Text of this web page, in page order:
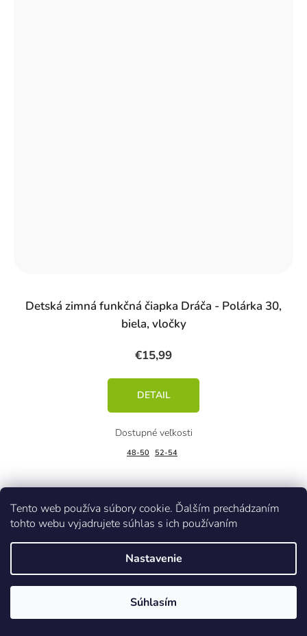
Tento web používa súbory cookie. Ďalším prechádzaním
tohto webu vyjadrujete súhlas s ich používaním
Nastavenie
Súhlasím
Detská zimná funkčná čiapka Dráča - Polárka 30,
biela, vločky
€15,99
DETAIL
48-50 52-54
Kód:42084/PET